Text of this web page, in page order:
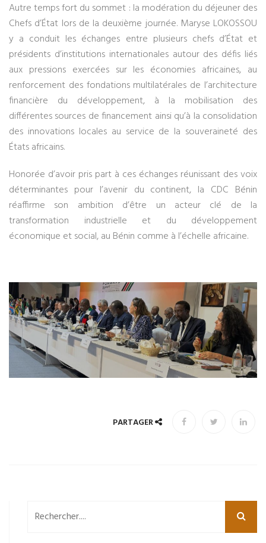
Autre temps fort du sommet : la modération du déjeuner des
Chefs d’État lors de la deuxième journée. Maryse LOKOSSOU
y a conduit les échanges entre plusieurs chefs d’État et
présidents d’institutions internationales autour des défis liés
aux pressions exercées sur les économies africaines, au
renforcement des fondations multilatérales de l’architecture
financière du développement, à la mobilisation des
différentes sources de financement ainsi qu’à la consolidation
des innovations locales au service de la souveraineté des
États africains.
Honorée d’avoir pris part à ces échanges réunissant des voix
déterminantes pour l’avenir du continent, la CDC Bénin
réaffirme son ambition d’être un acteur clé de la
transformation industrielle et du développement
économique et social, au Bénin comme à l’échelle africaine.
PARTAGER